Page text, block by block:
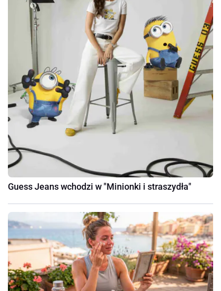
Guess Jeans wchodzi w "Minionki i straszydła"